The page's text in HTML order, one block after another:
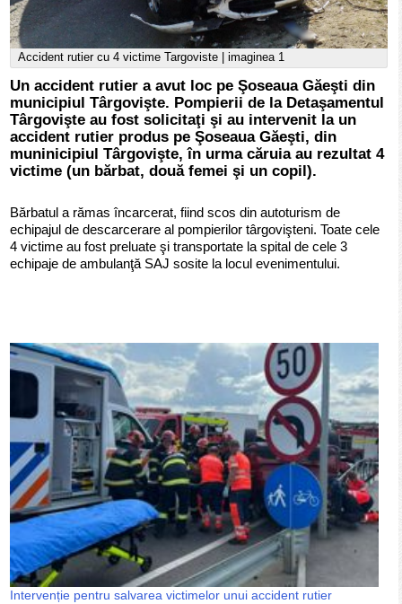
Accident rutier cu 4 victime Targoviste | imaginea 1
Un accident rutier a avut loc pe Şoseaua Găeşti din
municipiul Târgovişte. Pompierii de la Detaşamentul
Târgovişte au fost solicitaţi şi au intervenit la un
accident rutier produs pe Şoseaua Găeşti, din
muninicipiul Târgovişte, în urma căruia au rezultat 4
victime (un bărbat, două femei şi un copil).
Bărbatul a rămas încarcerat, fiind scos din autoturism de
echipajul de descarcerare al pompierilor târgovişteni. Toate cele
4 victime au fost preluate şi transportate la spital de cele 3
echipaje de ambulanţă SAJ sosite la locul evenimentului.
Intervenție pentru salvarea victimelor unui accident rutier